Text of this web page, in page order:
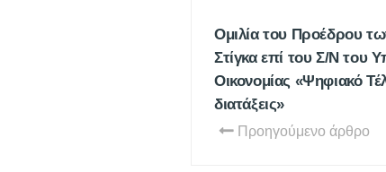
Ομιλία του Προέδρου
Στίγκα επί του Σ/Ν του
Οικονομίας «Ψηφιακό
διατάξεις»
Προηγούμενο άρθρο